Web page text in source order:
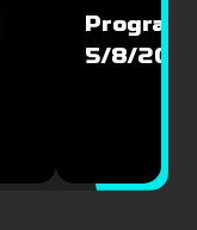
5/8/